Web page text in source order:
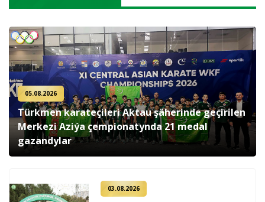
05.08.2026
Türkmen karateçileri Aktau şäherinde geçirilen
Merkezi Aziýa çempionatynda 21 medal
gazandylar
03.08.2026